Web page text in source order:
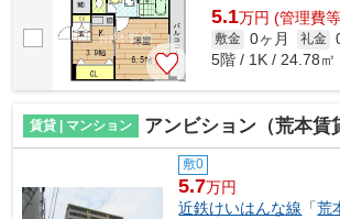
5.1万円 (管理費
敷金 0ヶ月 礼金
5階 / 1K / 24.78㎡
賃貸 | マンション アンビション（荒本賃
敷0
5.7万円
近鉄けいはんな線 「荒